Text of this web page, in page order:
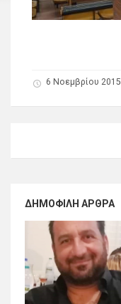
6 Νοεμβρίου 2015
ΔΗΜΟΦΙΛΉ ΆΡΘΡΑ